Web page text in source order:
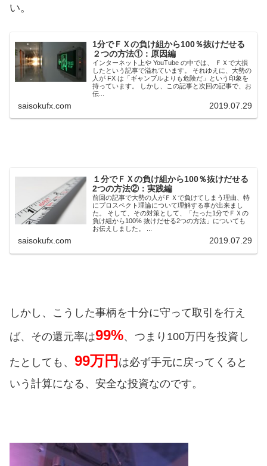
い。
1分でＦＸの負け組から100％抜けだせる
２つの方法①：原因編
インターネット上や YouTube の中では、 ＦＸで大損
したという記事で溢れています。 それゆえに、大勢の
人が FX は「ギャンブルよりも危険だ」という印象を
持っています。 しかし、この記事と次回の記事で、お
伝...
saisokufx.com 2019.07.29
１分でＦＸの負け組から100％抜けだせる
2つの方法②：実践編
前回の記事で大勢の人がＦＸで負けてしまう理由、特
にプロスペクト理論について理解する事が出来まし
た。 そして、その対策として、「たった1分でＦＸの
負け組から100% 抜けだせる2つの方法」についても
お伝えしました。 ...
saisokufx.com 2019.07.29
しかし、こうした事柄を十分に守って取引を行え
ば、その還元率は99%、 つまり100万円を投資し
たとしても 、 99万円 は必ず手元に戻ってくると
いう計算になる、 安全な投資なのです。